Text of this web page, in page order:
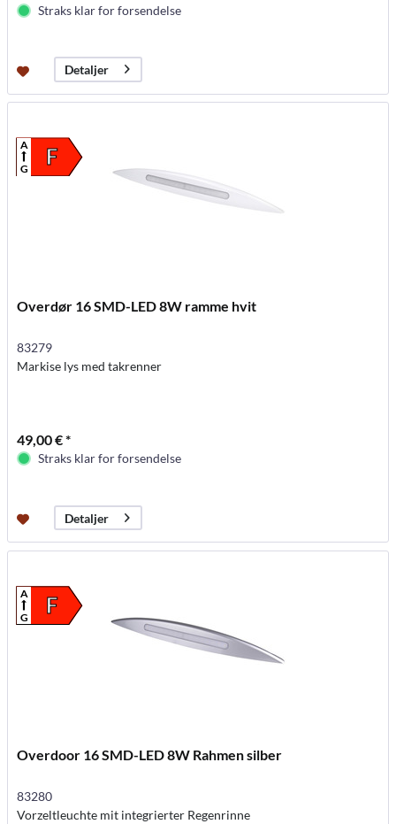
Straks klar for forsendelse
Detaljer
F
A
G
Overdør 16 SMD-LED 8W ramme hvit
83279
Markise lys med takrenner
49,00 € *
Straks klar for forsendelse
Detaljer
F
A
G
Overdoor 16 SMD-LED 8W Rahmen silber
83280
Vorzeltleuchte mit integrierter Regenrinne